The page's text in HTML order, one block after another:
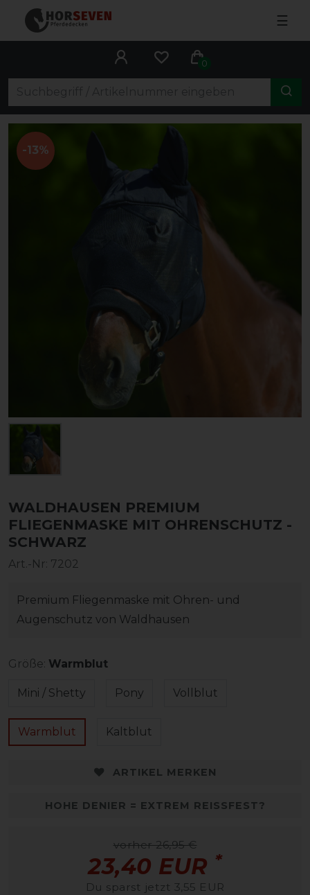
☰
0
-13%
WALDHAUSEN PREMIUM
FLIEGENMASKE MIT OHRENSCHUTZ -
SCHWARZ
Art.-Nr: 7202
Premium Fliegenmaske mit Ohren- und
Augenschutz von Waldhausen
Größe: Warmblut
Mini / Shetty Pony Vollblut
Warmblut Kaltblut
ARTIKEL MERKEN
HOHE DENIER = EXTREM REISSFEST?
vorher 26,95 €
23,40 EUR *
Du sparst jetzt 3,55 EUR